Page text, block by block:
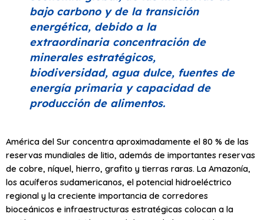
bajo carbono y de la transición
energética, debido a la
extraordinaria concentración de
minerales estratégicos,
biodiversidad, agua dulce, fuentes de
energía primaria y capacidad de
producción de alimentos.
América del Sur concentra aproximadamente el 80 % de las
reservas mundiales de litio, además de importantes reservas
de cobre, níquel, hierro, grafito y tierras raras. La Amazonía,
los acuíferos sudamericanos, el potencial hidroeléctrico
regional y la creciente importancia de corredores
bioceánicos e infraestructuras estratégicas colocan a la